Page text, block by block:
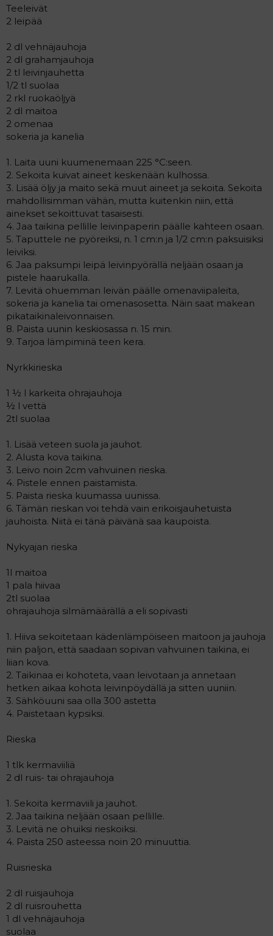
Teeleivät
2 leipää
2 dl vehnäjauhoja
2 dl grahamjauhoja
2 tl leivinjauhetta
1/2 tl suolaa
2 rkl ruokaöljyä
2 dl maitoa
2 omenaa
sokeria ja kanelia
1. Laita uuni kuumenemaan 225 °C:seen.
2. Sekoita kuivat aineet keskenään kulhossa.
3. Lisää öljy ja maito sekä muut aineet ja sekoita. Sekoita
mahdollisimman vähän, mutta kuitenkin niin, että
ainekset sekoittuvat tasaisesti.
4. Jaa taikina pellille leivinpaperin päälle kahteen osaan.
5. Taputtele ne pyöreiksi, n. 1 cm:n ja 1/2 cm:n paksuisiksi
leiviksi.
6. Jaa paksumpi leipä leivinpyörällä neljään osaan ja
pistele haarukalla.
7. Levitä ohuemman leivän päälle omenaviipaleita,
sokeria ja kanelia tai omenasosetta. Näin saat makean
pikataikinaleivonnaisen.
8. Paista uunin keskiosassa n. 15 min.
9. Tarjoa lämpiminä teen kera.
Nyrkkirieska
1 ½ l karkeita ohrajauhoja
½ l vettä
2tl suolaa
1. Lisää veteen suola ja jauhot.
2. Alusta kova taikina.
3. Leivo noin 2cm vahvuinen rieska.
4. Pistele ennen paistamista.
5. Paista rieska kuumassa uunissa.
6. Tämän rieskan voi tehdä vain erikoisjauhetuista
jauhoista. Niitä ei tänä päivänä saa kaupoista.
Nykyajan rieska
1l maitoa
1 pala hiivaa
2tl suolaa
ohrajauhoja silmämäärällä a eli sopivasti
1. Hiiva sekoitetaan kädenlämpöiseen maitoon ja jauhoja
niin paljon, että saadaan sopivan vahvuinen taikina, ei
liian kova.
2. Taikinaa ei kohoteta, vaan leivotaan ja annetaan
hetken aikaa kohota leivinpöydällä ja sitten uuniin.
3. Sähköuuni saa olla 300 astetta
4. Paistetaan kypsiksi.
Rieska
1 tlk kermaviiliä
2 dl ruis- tai ohrajauhoja
1. Sekoita kermaviili ja jauhot.
2. Jaa taikina neljään osaan pellille.
3. Levitä ne ohuiksi rieskoiksi.
4. Paista 250 asteessa noin 20 minuuttia.
Ruisrieska
2 dl ruisjauhoja
2 dl ruisrouhetta
1 dl vehnäjauhoja
suolaa